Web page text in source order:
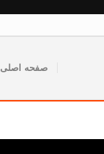
صفحه اصلی